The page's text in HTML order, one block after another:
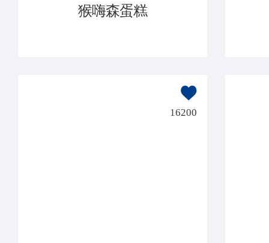
猴嗨森蛋糕
16200